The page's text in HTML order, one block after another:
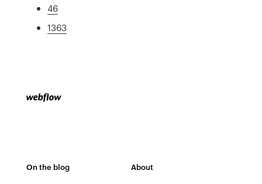
46
1363
On the blog About